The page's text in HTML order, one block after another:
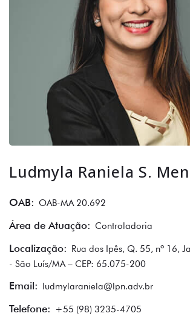
Ludmyla Raniela S.
OAB: OAB-MA 20.692
Área de Atuação: Controladoria
Localização: Rua dos Ipês, Q. 55, nº 16,
- São Luís/MA – CEP: 65.075-200
Email: ludmylaraniela@lpn.adv.br
Telefone: +55 (98) 3235-4705